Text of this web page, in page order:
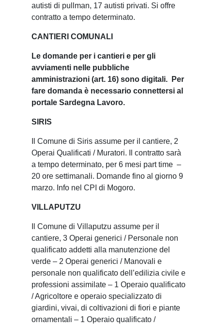
autisti di pullman, 17 autisti privati. Si offre
contratto a tempo determinato.
CANTIERI COMUNALI
Le domande per i cantieri e per gli
avviamenti nelle pubbliche
amministrazioni (art. 16) sono digitali. Per
fare domanda è necessario connettersi al
portale Sardegna Lavoro.
SIRIS
Il Comune di Siris assume per il cantiere, 2
Operai Qualificati / Muratori. Il contratto sarà
a tempo determinato, per 6 mesi part time –
20 ore settimanali. Domande fino al giorno 9
marzo. Info nel CPI di Mogoro.
VILLAPUTZU
Il Comune di Villaputzu assume per il
cantiere, 3 Operai generici / Personale non
qualificato addetti alla manutenzione del
verde – 2 Operai generici / Manovali e
personale non qualificato dell’edilizia civile e
professioni assimilate – 1 Operaio qualificato
/ Agricoltore e operaio specializzato di
giardini, vivai, di coltivazioni di fiori e piante
ornamentali – 1 Operaio qualificato /